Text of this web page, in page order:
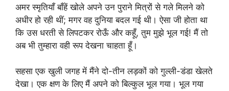
अमर स्मृतियाँ बाँहें खोले अपने उन पुराने मित्रों से गले मिलने को
अधीर हो रही थीं; मगर वह दुनिया बदल गई थी। ऐसा जी होता था
कि उस धरती से लिपटकर रोऊँ और कहूँ, तुम मुझे भूल गई! मैं तो
अब भी तुम्हारा वही रूप देखना चाहता हूँ।
सहसा एक खुली जगह में मैंने दो-तीन लड़कों को गुल्ली-डंडा खेलते
देखा। एक क्षण के लिए मैं अपने को बिल्कुल भूल गया। भूल गया